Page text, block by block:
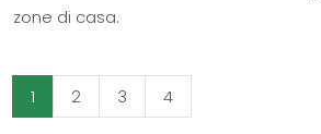
zone di casa.
1 2 3 4